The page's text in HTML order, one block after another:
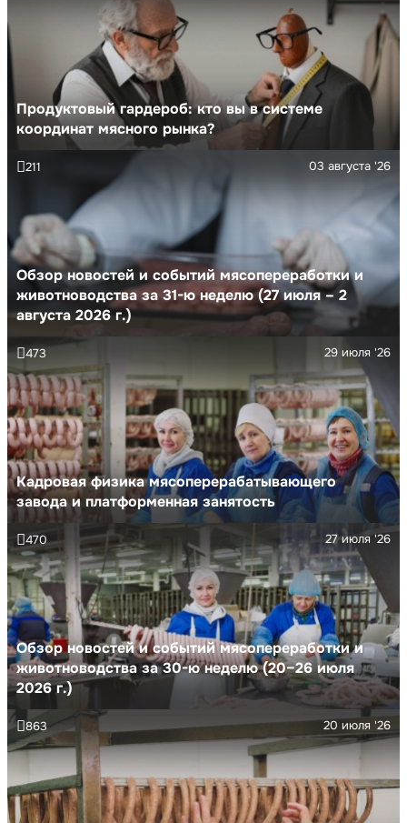
Продуктовый гардероб: кто вы в системе
координат мясного рынка?
Обзор новостей и событий мясопереработки и
животноводства за 31-ю неделю (27 июля – 2
августа 2026 г.)
03 августа '26
211
Кадровая физика мясоперерабатывающего
завода и платформенная занятость
29 июля '26
473
Обзор новостей и событий мясопереработки и
животноводства за 30-ю неделю (20–26 июля
2026 г.)
27 июля '26
470
20 июля '26
863